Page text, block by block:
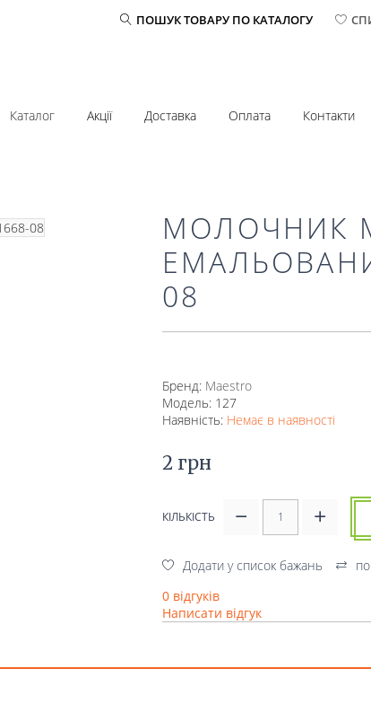
ПОШУК ТОВАРУ ПО КАТАЛОГУ
Каталог Акції Доставка Оплата Контакти
МОЛОЧНИК
08
Бренд: Mаеstro
Модель: 127
Наявність: Немає в наявності
2 грн
КІЛЬКІСТЬ
Додати у список бажань
0 відгуків
Написати відгук